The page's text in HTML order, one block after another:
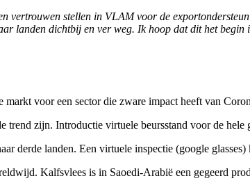
vertrouwen stellen in VLAM voor de
landen dichtbij en ver weg. Ik hoop dat dit het
voor een sector die zware impact heeft van
zijn. Introductie virtuele beursstand voor de hele
derde landen. Een virtuele inspectie (google
Kalfsvlees is in Saoedi-Arabië een gegeerd